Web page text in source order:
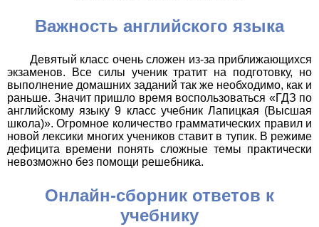
Важность английского языка
Девятый класс очень сложен из-за приближающихся
экзаменов. Все силы ученик тратит на подготовку, но
выполнение домашних заданий так же необходимо, как и
раньше. Значит пришло время воспользоваться «ГДЗ по
английскому языку 9 класс учебник Лапицкая (Высшая
школа)». Огромное количество грамматических правил и
новой лексики многих учеников ставит в тупик. В режиме
дефицита времени понять сложные темы практически
невозможно без помощи решебника.
Онлайн-сборник ответов к
учебнику